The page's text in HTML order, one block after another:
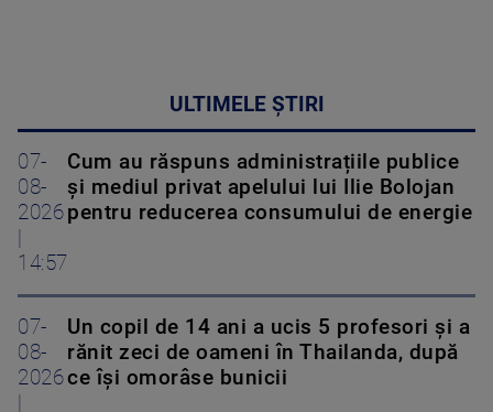
ULTIMELE ȘTIRI
07-
08-
2026
14:57
Cum au răspuns administrațiile publice
și mediul privat apelului lui Ilie Bolojan
pentru reducerea consumului de energie
07-
08-
2026
Un copil de 14 ani a ucis 5 profesori și a
rănit zeci de oameni în Thailanda, după
ce își omorâse bunicii